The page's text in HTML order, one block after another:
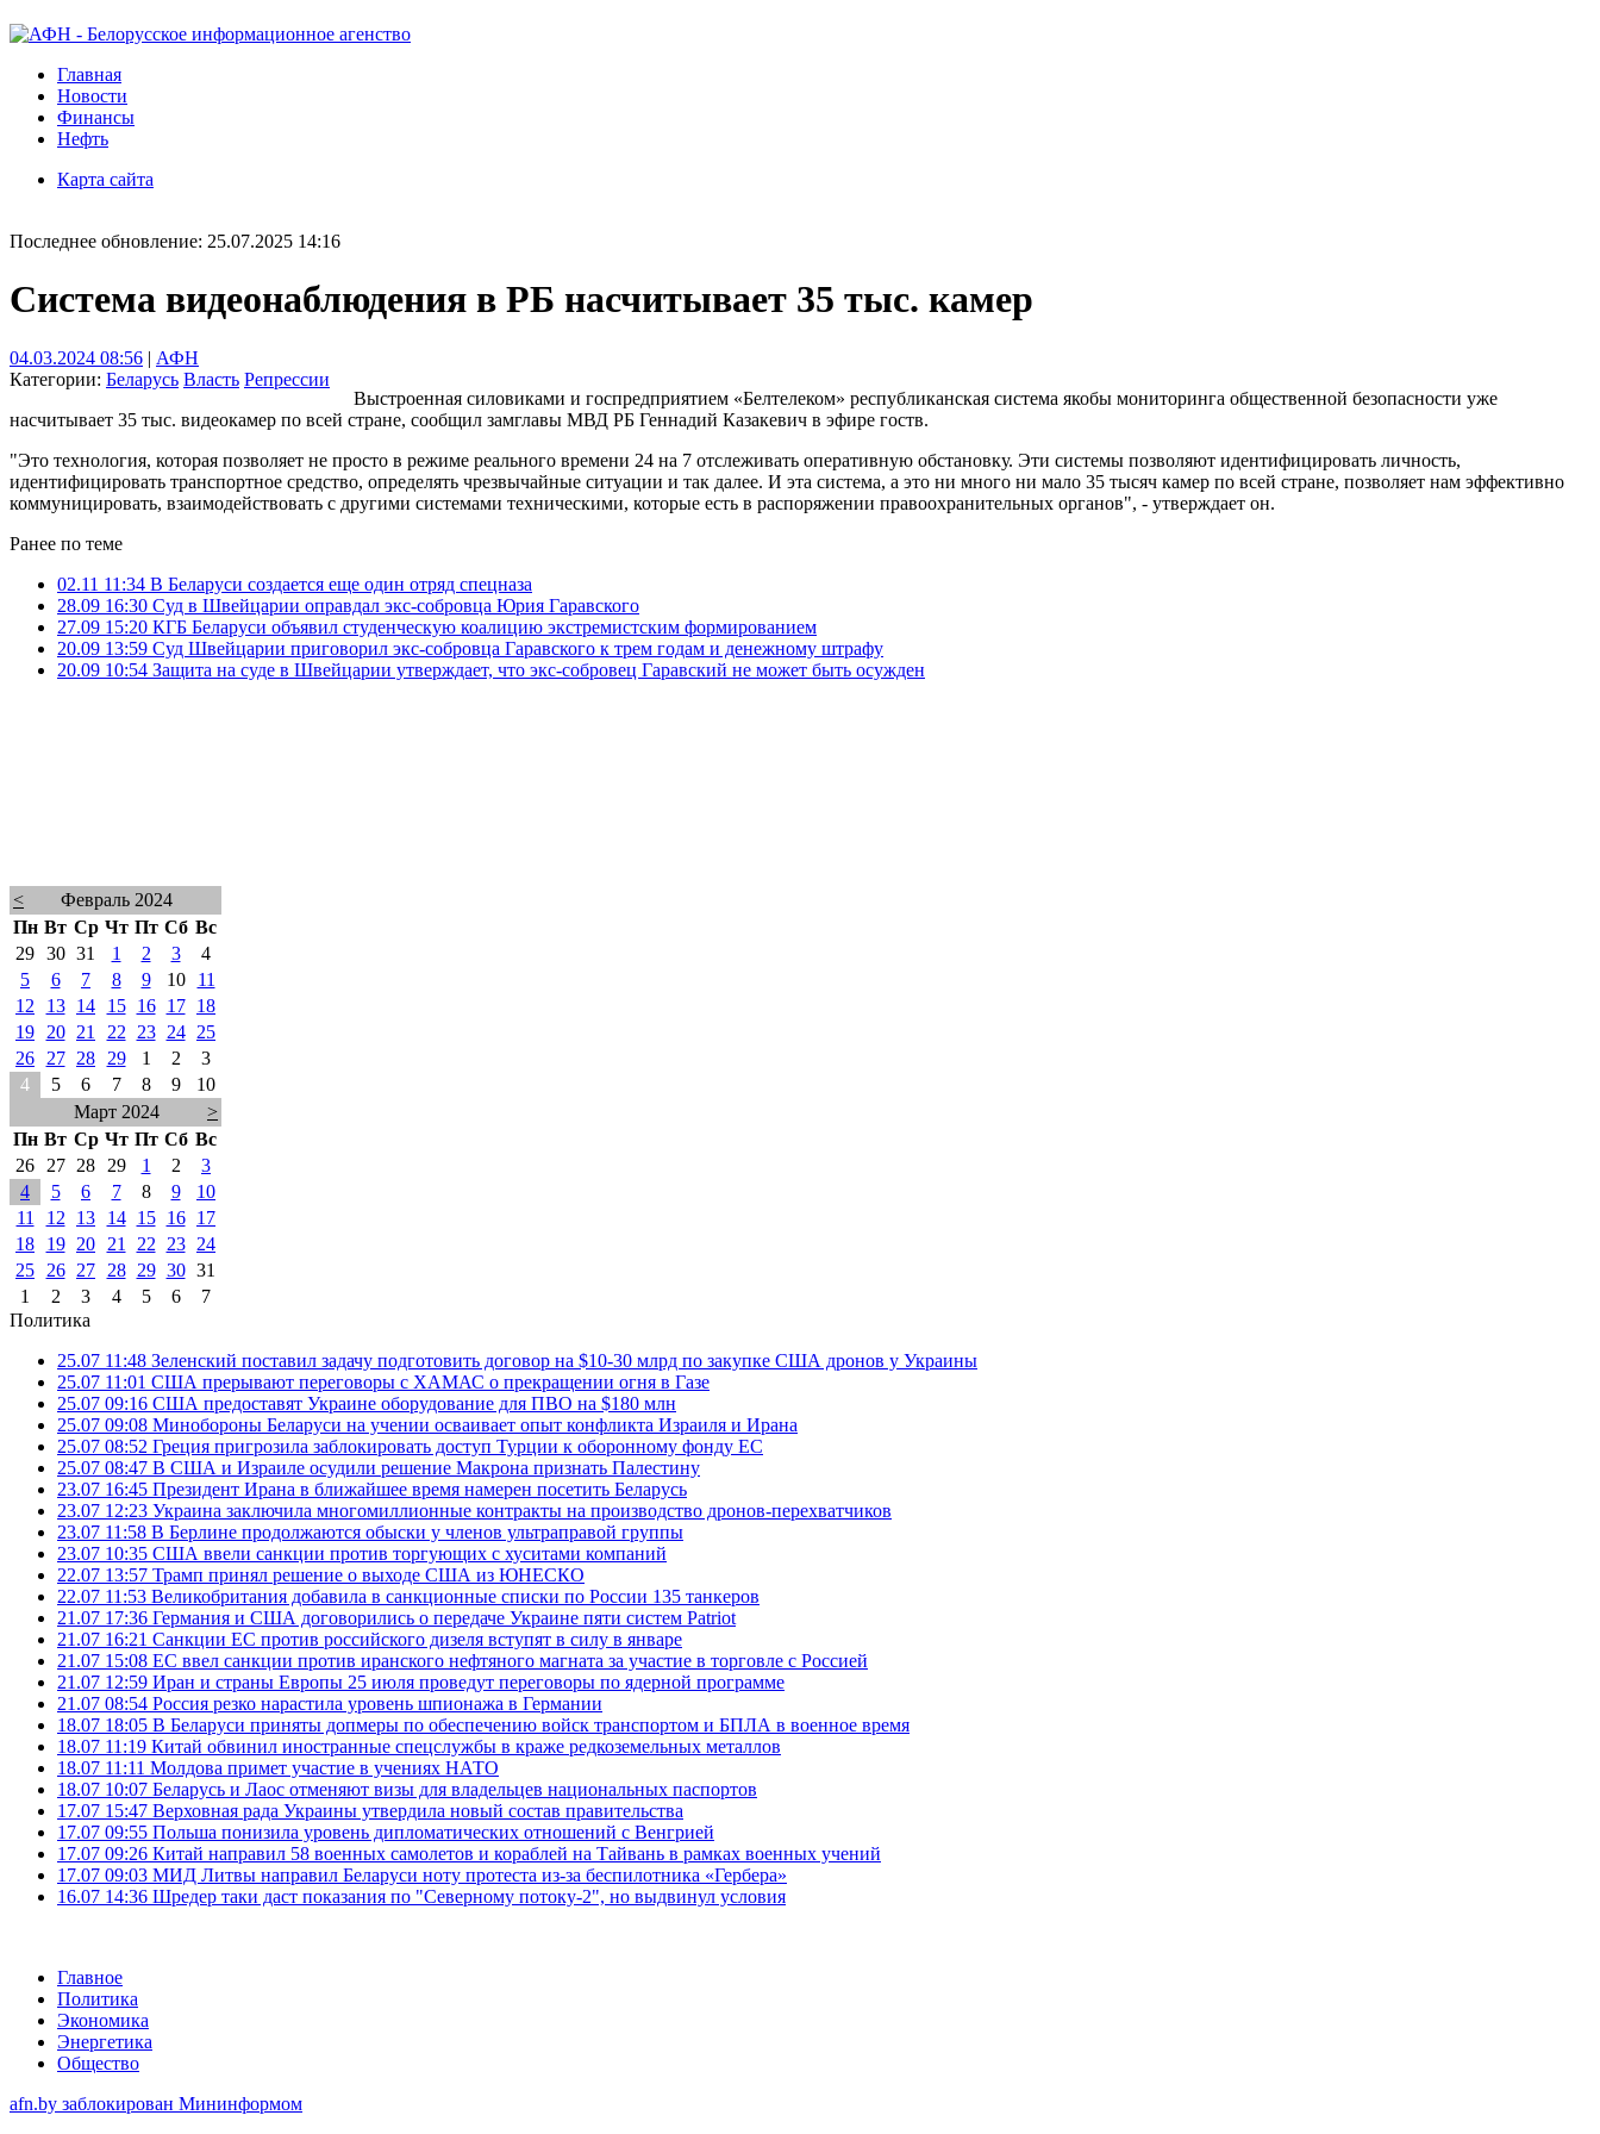
Главная
Новости
Финансы
Нефть
Карта сайта
Последнее обновление: 25.07.2025 14:16
Система видеонаблюдения в РБ насчитывает 35 тыс. камер
04.03.2024 08:56 | АФН
Категории: Беларусь Власть Репрессии
Выстроенная силовиками и госпредприятием «Белтелеком» республиканская система якобы мониторинга общественной безопасности уже
насчитывает 35 тыс. видеокамер по всей стране, сообщил замглавы МВД РБ Геннадий Казакевич в эфире гоств.
"Это технология, которая позволяет не просто в режиме реального времени 24 на 7 отслеживать оперативную обстановку. Эти системы позволяют идентифицировать личность,
идентифицировать транспортное средство, определять чрезвычайные ситуации и так далее. И эта система, а это ни много ни мало 35 тысяч камер по всей стране, позволяет нам эффективно
коммуницировать, взаимодействовать с другими системами техническими, которые есть в распоряжении правоохранительных органов", - утверждает он.
Ранее по теме
02.11 11:34 В Беларуси создается еще один отряд спецназа
28.09 16:30 Суд в Швейцарии оправдал экс-собровца Юрия Гаравского
27.09 15:20 КГБ Беларуси объявил студенческую коалицию экстремистским формированием
20.09 13:59 Суд Швейцарии приговорил экс-собровца Гаравского к трем годам и денежному штрафу
20.09 10:54 Защита на суде в Швейцарии утверждает, что экс-собровец Гаравский не может быть осужден
<
Февраль 2024
Пн Вт Ср Чт Пт Сб Вс
29 30 31 1 2 3
4
5
6 7 8 9 10
11
12
13 14 15 16 17
18
19
20 21 22 23 24
25
26
27 28 29 1 2
3
4
5 6 7 8 9
10
Март 2024
>
Пн Вт Ср Чт Пт Сб Вс
26
27 28 29 1 2
3
4
5 6 7 8 9
10
11
12 13 14 15 16
17
18
19 20 21 22 23
24
25
26 27 28 29 30 31
1
2 3 4 5 6
7
Политика
25.07 11:48 Зеленский поставил задачу подготовить договор на $10-30 млрд по закупке США дронов у Украины
25.07 11:01 США прерывают переговоры с ХАМАС о прекращении огня в Газе
25.07 09:16 США предоставят Украине оборудование для ПВО на $180 млн
25.07 09:08 Минобороны Беларуси на учении осваивает опыт конфликта Израиля и Ирана
25.07 08:52 Греция пригрозила заблокировать доступ Турции к оборонному фонду ЕС
25.07 08:47 В США и Израиле осудили решение Макрона признать Палестину
23.07 16:45 Президент Ирана в ближайшее время намерен посетить Беларусь
23.07 12:23 Украина заключила многомиллионные контракты на производство дронов-перехватчиков
23.07 11:58 В Берлине продолжаются обыски у членов ультраправой группы
23.07 10:35 США ввели санкции против торгующих с хуситами компаний
22.07 13:57 Трамп принял решение о выходе США из ЮНЕСКО
22.07 11:53 Великобритания добавила в санкционные списки по России 135 танкеров
21.07 17:36 Германия и США договорились о передаче Украине пяти систем Patriot
21.07 16:21 Санкции ЕС против российского дизеля вступят в силу в январе
21.07 15:08 ЕС ввел санкции против иранского нефтяного магната за участие в торговле с Россией
21.07 12:59 Иран и страны Европы 25 июля проведут переговоры по ядерной программе
21.07 08:54 Россия резко нарастила уровень шпионажа в Германии
18.07 18:05 В Беларуси приняты допмеры по обеспечению войск транспортом и БПЛА в военное время
18.07 11:19 Китай обвинил иностранные спецслужбы в краже редкоземельных металлов
18.07 11:11 Молдова примет участие в учениях НАТО
18.07 10:07 Беларусь и Лаос отменяют визы для владельцев национальных паспортов
17.07 15:47 Верховная рада Украины утвердила новый состав правительства
17.07 09:55 Польша понизила уровень дипломатических отношений с Венгрией
17.07 09:26 Китай направил 58 военных самолетов и кораблей на Тайвань в рамках военных учений
17.07 09:03 МИД Литвы направил Беларуси ноту протеста из-за беспилотника «Гербера»
16.07 14:36 Шредер таки даст показания по "Северному потоку-2", но выдвинул условия
Главное
Политика
Экономика
Энергетика
Общество
afn.by заблокирован Мининформом